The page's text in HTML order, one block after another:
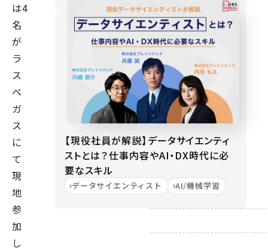
は4
名
が
ラ
ス
ベ
ガ
ス
に
て
現
地
参
加
し
【現役社員が解説】データサイエンティ
ストとは？仕事内容やAI・DX時代に必
要なスキル
データサイエンティスト AI/機械学習